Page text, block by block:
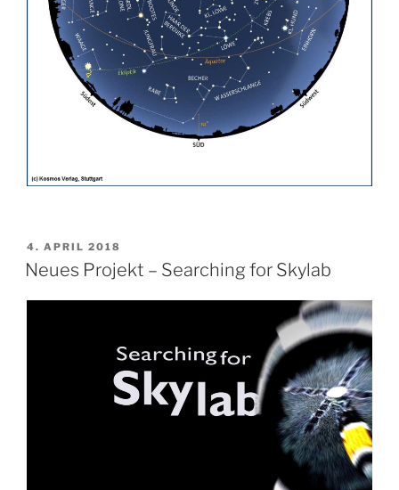
VERÖFFENTLICHT
AM
4. APRIL 2018
Neues Projekt – Searching for Skylab